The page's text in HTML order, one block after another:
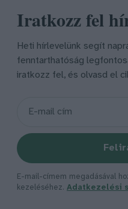
Iratkozz fel
Heti hírlevelünk segít
fenntarthatóság
iratkozz fel, és olvasd el
E-mail-címem megadásával
kezeléséhez. Adatkezelési